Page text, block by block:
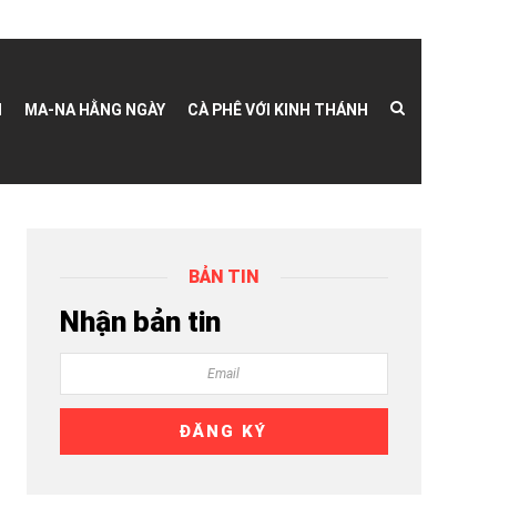
MA-NA HẰNG NGÀY CÀ PHÊ VỚI KINH THÁNH
BẢN TIN
Nhận bản tin